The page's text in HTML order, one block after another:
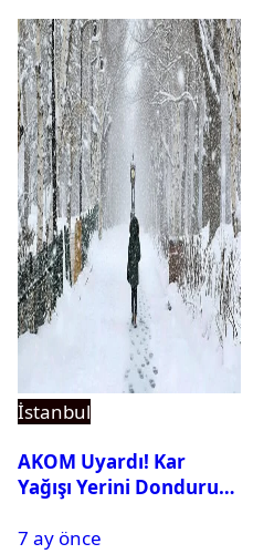
İstanbul
AKOM Uyardı! Kar
Yağışı Yerini Dondurucu
7 ay önce